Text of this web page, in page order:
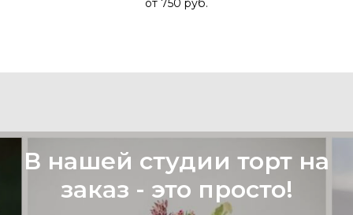
от 750 руб.
В нашей студии торт на
заказ - это просто!